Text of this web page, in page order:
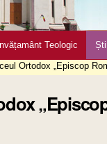
Învățamânt Teologic
Ortodox „Episcop